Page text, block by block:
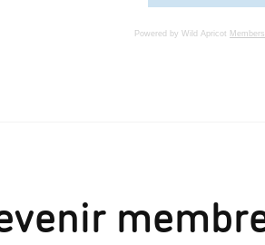
Powered by Wild Apricot